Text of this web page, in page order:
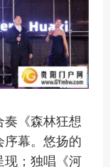
《森林狂想
幕。悠扬的
现；独唱《河